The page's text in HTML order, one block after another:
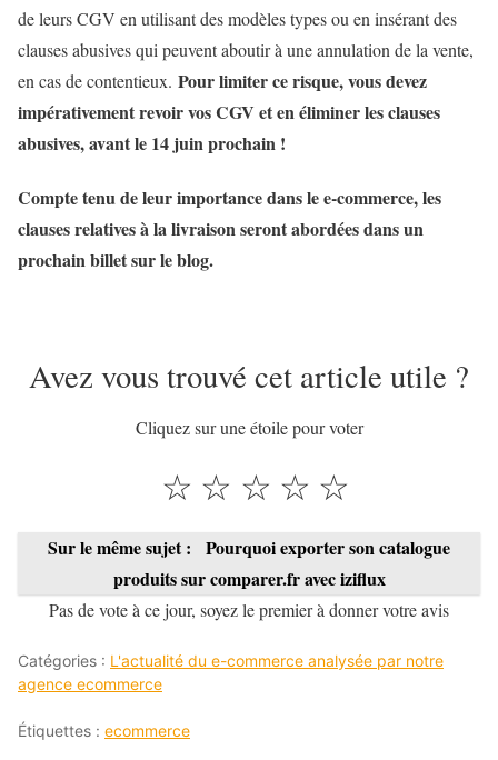
de leurs CGV en utilisant des modèles types ou en insérant des
clauses abusives qui peuvent aboutir à une annulation de la vente,
en cas de contentieux. Pour limiter ce risque, vous devez
impérativement revoir vos CGV et en éliminer les clauses
abusives, avant le 14 juin prochain !
Compte tenu de leur importance dans le e-commerce, les
clauses relatives à la livraison seront abordées dans un
prochain billet sur le blog.
Avez vous trouvé cet article utile ?
Cliquez sur une étoile pour voter
☆
☆
☆
☆
☆
Sur le même sujet :
Pourquoi exporter son catalogue
produits sur comparer.fr avec iziflux
Pas de vote à ce jour, soyez le premier à donner votre avis
Catégories : L'actualité du e-commerce analysée par notre
agence ecommerce
Étiquettes : ecommerce